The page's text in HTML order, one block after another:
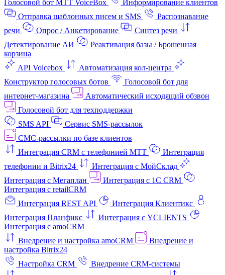
Голосовой бот МТТ VoiceBox
Информирование клиентов
Отправка шаблонных писем и SMS
Распознавание
речи
Опрос / Анкетирование
Синтез речи
Детектирование АИ
Реактивация базы / Брошенная
корзина
API Voicebox
Автоматизация кол‑центра
Конструктор голосовых ботов
Голосовой бот для
интернет‑магазина
Автоматический исходящий обзвон
Голосовой бот для техподдержки
SMS API
Сервис SMS-рассылок
СМС-рассылки по базе клиентов
Интеграция CRM с телефонией МТТ
Интеграция
телефонии и Bitrix24
Интеграция с МойСклад
Интеграция с Мегаплан
Интеграция с 1C CRM
Интеграция с retailCRM
Интеграция REST API
Интеграция Клиентикс
Интеграция Планфикс
Интеграция с YCLIENTS
Интеграция с amoCRM
Внедрение и настройка amoCRM
Внедрение и
настройка Bitrix24
Настройка CRM
Внедрение CRM-системы